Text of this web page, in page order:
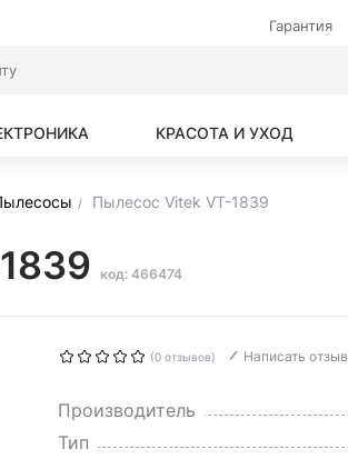
Гарантия
КРАСОТА И УХОД
Пылесос Vitek VT-1839
код: 466474
(0 отзывов) Написать отзыв
Производитель
Тип